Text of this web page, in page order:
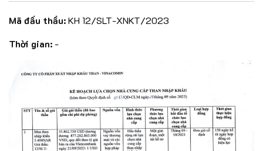
Mã đấu thầu:KH 12/SLT-XNKT/2023
Thời gian:-